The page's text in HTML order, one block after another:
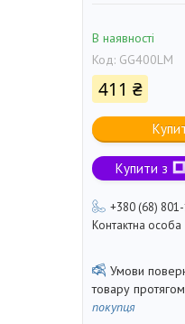
В наявності
Код: GG400LM
411 ₴
Купити з
+380 (68)
Контактна особа
товару
покупця